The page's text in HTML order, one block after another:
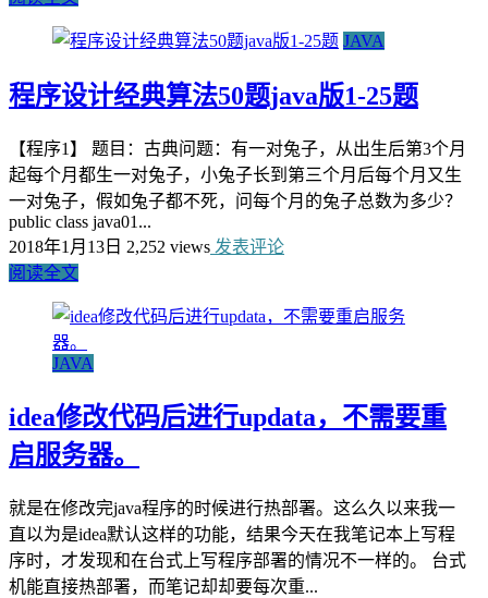
JAVA
程序设计经典算法50题java版1-25题
【程序1】 题目：古典问题：有一对兔子，从出生后第3个月
起每个月都生一对兔子，小兔子长到第三个月后每个月又生
一对兔子，假如兔子都不死，问每个月的兔子总数为多少？
public class java01...
2018年1月13日 2,252 views 发表评论
阅读全文
JAVA
idea修改代码后进行updata，不需要重
启服务器。
就是在修改完java程序的时候进行热部署。这么久以来我一
直以为是idea默认这样的功能，结果今天在我笔记本上写程
序时，才发现和在台式上写程序部署的情况不一样的。 台式
机能直接热部署，而笔记却却要每次重...